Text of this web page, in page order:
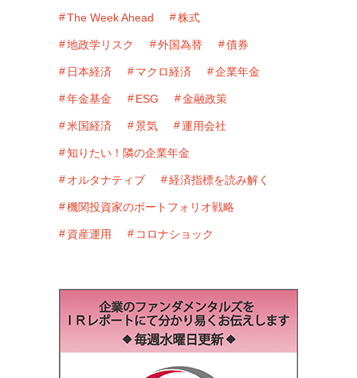
The Week Ahead 株式
地政学リスク 外国為替 債券
日本経済 マクロ経済 企業年金
年金基金 ESG 金融政策
米国経済 景気 運用会社
知りたい！隣の企業年金
オルタナティブ 経済指標を読み解く
機関投資家のポートフォリオ戦略
資産運用 コロナショック